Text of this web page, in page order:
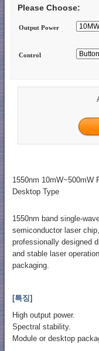
Please Choose:
Output Power
Control
1550nm 10mW~500mW
Desktop Type
1550nm band single-
semiconductor laser
professionally designed
and stable laser
packaging.
[특징]
High output power.
Spectral stability.
Module or desktop